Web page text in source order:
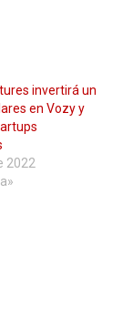
invertirá un
en Vozy y
2022